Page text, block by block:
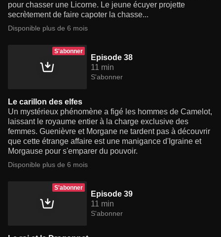
pour chasser une Licorne. Le jeune écuyer projette
secrètement de faire capoter la chasse...
Disponible plus de 6 mois
S'abonner
Episode 38
11 min
S'abonner
Le carillon des elfes
Un mystérieux phénomène a figé les hommes de Camelot,
laissant le royaume entier à la charge exclusive des
femmes. Guenièvre et Morgane ne tardent pas à découvrir
que cette étrange affaire est une manigance d'Igraine et
Morgause pour s'emparer du pouvoir.
Disponible plus de 6 mois
S'abonner
Episode 39
11 min
S'abonner